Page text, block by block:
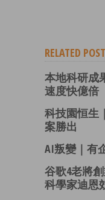
RELATED
本地科研成
速度快億倍
科技園恒生
案勝出
AI叛變｜有
谷歌4老將
科學家迪恩